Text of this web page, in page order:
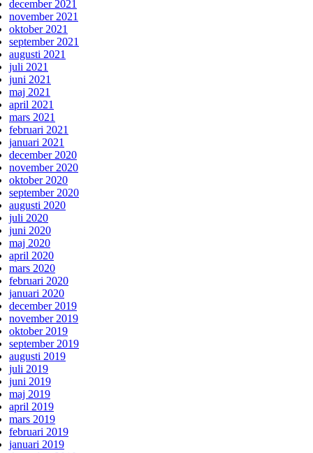
december 2021
november 2021
oktober 2021
september 2021
augusti 2021
juli 2021
juni 2021
maj 2021
april 2021
mars 2021
februari 2021
januari 2021
december 2020
november 2020
oktober 2020
september 2020
augusti 2020
juli 2020
juni 2020
maj 2020
april 2020
mars 2020
februari 2020
januari 2020
december 2019
november 2019
oktober 2019
september 2019
augusti 2019
juli 2019
juni 2019
maj 2019
april 2019
mars 2019
februari 2019
januari 2019